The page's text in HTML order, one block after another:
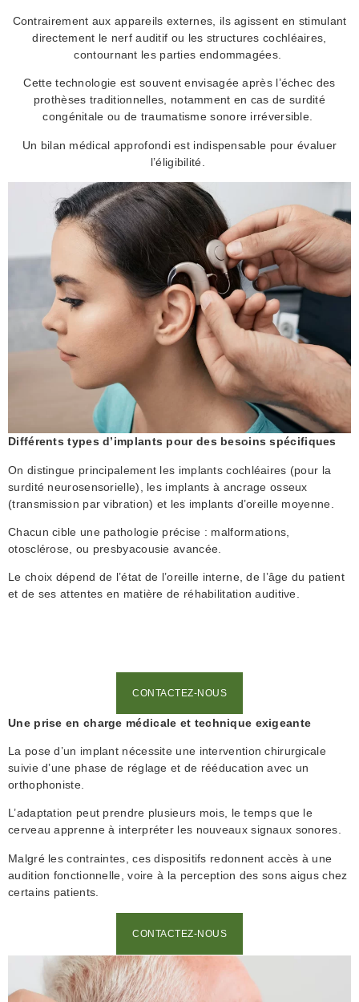
Contrairement aux appareils externes, ils agissent en stimulant
directement le nerf auditif ou les structures cochléaires,
contournant les parties endommagées.
Cette technologie est souvent envisagée après l’échec des
prothèses traditionnelles, notamment en cas de surdité
congénitale ou de traumatisme sonore irréversible.
Un bilan médical approfondi est indispensable pour évaluer
l’éligibilité.
Différents types d’implants pour des besoins spécifiques
On distingue principalement les implants cochléaires (pour la
surdité neurosensorielle), les implants à ancrage osseux
(transmission par vibration) et les implants d’oreille moyenne.
Chacun cible une pathologie précise : malformations,
otosclérose, ou presbyacousie avancée.
Le choix dépend de l’état de l’oreille interne, de l’âge du patient
et de ses attentes en matière de réhabilitation auditive.
CONTACTEZ-NOUS
Une prise en charge médicale et technique exigeante
La pose d’un implant nécessite une intervention chirurgicale
suivie d’une phase de réglage et de rééducation avec un
orthophoniste.
L’adaptation peut prendre plusieurs mois, le temps que le
cerveau apprenne à interpréter les nouveaux signaux sonores.
Malgré les contraintes, ces dispositifs redonnent accès à une
audition fonctionnelle, voire à la perception des sons aigus chez
certains patients.
CONTACTEZ-NOUS